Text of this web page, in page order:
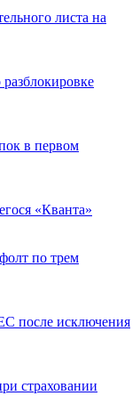
листа на
в первом
«Кванта»
по трем
после исключения
страховании